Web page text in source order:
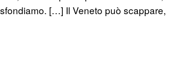
[…] Il Veneto può scappare,